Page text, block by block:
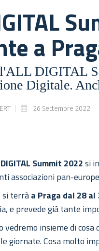
a
DIGITAL
Digitale.
26 Settembre 2022
Summit 2022si
associazioni pan-
si terràa Praga dal 28 al
e prevede già tante
vedremo insieme di
giornate. Cosa molto